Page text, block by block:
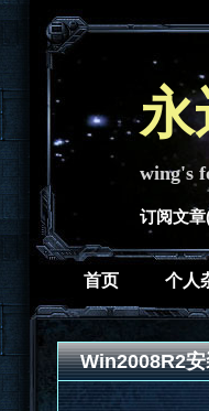
永
wing's
订阅文
首页 个人
Win2008R2